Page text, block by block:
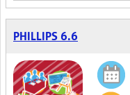
PHILLIPS 6.6